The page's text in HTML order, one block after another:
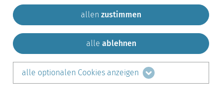
Gemeinde Krailling Impressum
Sitemap
Kontakt
teilen auf:
LinkedIn
allen zustimmen
alle ablehnen
alle optionalen Cookies anzeigen